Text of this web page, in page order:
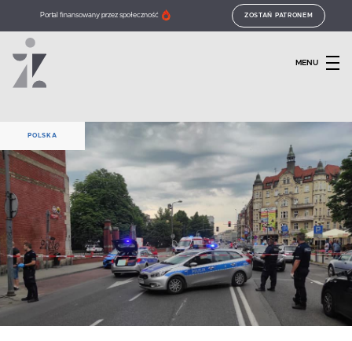
Portal finansowany przez społeczność ZOSTAŃ PATRONEM
MENU
POLSKA